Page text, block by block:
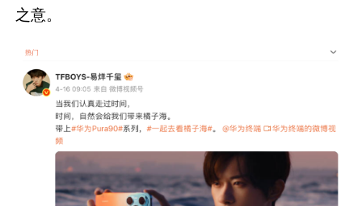
之意。